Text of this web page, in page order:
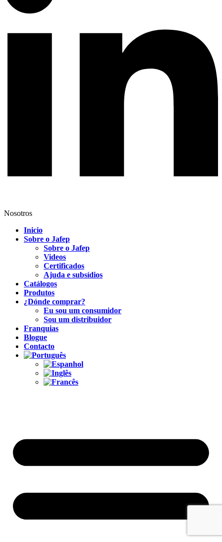
Nosotros
Inicio
Sobre o Jafep
Sobre o Jafep
Videos
Certificados
Ajuda e subsídios
Catálogos
Produtos
¿Dónde comprar?
Eu sou um consumidor
Sou um distribuidor
Franquias
Blogue
Contacto